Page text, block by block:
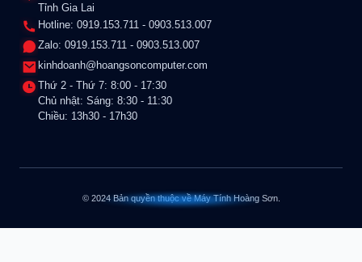
Tỉnh Gia Lai
Hotline: 0919.153.711 - 0903.513.007
Zalo: 0919.153.711 - 0903.513.007
kinhdoanh@hoangsoncomputer.com
Thứ 2 - Thứ 7: 8:00 - 17:30
Chủ nhật: Sáng: 8:30 - 11:30
Chiều: 13h30 - 17h30
© 2024 Bản quyền thuộc về Máy Tính Hoàng Sơn.